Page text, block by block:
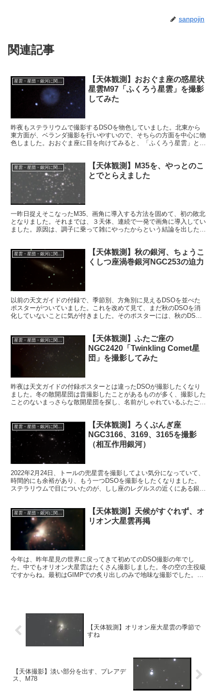
sanpojin
関連記事
星雲・星団・銀河に関する情報
【天体観測】おおぐま座の惑星状
星雲M97「ふくろう星雲」を撮影
してみた
昨夜もステラリウムで撮影するDSOを物色していました。北東から
東方面が、ベランダ撮影を行いやすいので、そちらの方面を中心に物
色しました。おおぐま座に目を向けてみると、「ふくろう星雲」とい
星雲・星団・銀河に関する情報
【天体観測】M35を、やっとのこ
とでとらえました
一昨日捉えそこなったM35、画角に導入する方法を固めて、初の敗北
となりました。それまでは、３天体、連続で一発で画角に導入してい
ました。原因は、調子に乗って雑にやったからという結論を出したの
星雲・星団・銀河に関する情報
【天体観測】秋の銀河、ちょうこ
くしつ座渦巻銀河NGC253の迫力
以前の天文ガイドの付録で、季節別、方角別に見えるDSOを並べた
ポスターがついていました。これを改めて見て、まだ秋のDSOを消
化していないことに気が付きました。そのポスターには、秋のDSO
星雲・星団・銀河に関する情報
【天体観測】ふたご座の
NGC2420「Twinkling Comet星
団」を撮影してみた
昨夜は天文ガイドの付録ポスターとは違ったDSOが撮影したくなり
ました。冬の散開星団は昔撮影したことがあるものが多く、撮影した
ことのないまっさらな散開星団を探し、名前がしゃれているふたご座
星雲・星団・銀河に関する情報
【天体観測】ろくぶんぎ座
NGC3166、3169、3165を撮影
（相互作用銀河）
2022年2月24日、トールの兜星雲を撮影してよい気分になっていて、
時間的にも余裕があり、もう一つDSOを撮影をしたくなりました。
ステラリウムで目についたのが、しし座のレグルスの近くにある銀河
【天体観測】天候がすぐれず、オ
リオン大星雲再掲
今年は、昨年星見の世界に戻ってきて初めてのDSO撮影の年でし
た。中でもオリオン大星雲はたくさん撮影しました。冬の空の主役級
ですからね。最初はGIMPでの炙り出しのみで地味な撮影でした。
【天体観測】オリオン座大星雲の季節で
すね
【天体撮影】淡い部分を出す、プレアデ
ス、M78